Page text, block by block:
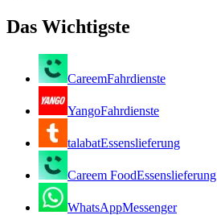
Das Wichtigste
CareemFahrdienste
YangoFahrdienste
talabatEssenslieferung
Careem FoodEssenslieferung
WhatsAppMessenger